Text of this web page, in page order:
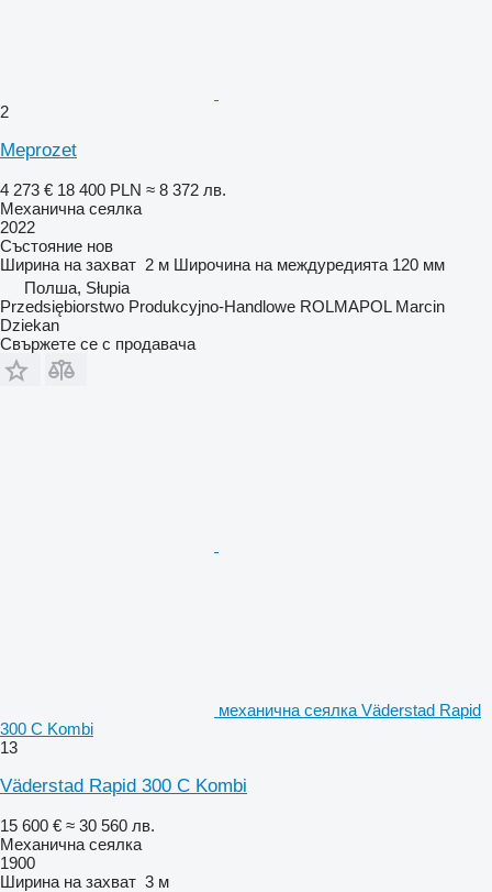
2
Meprozet
4 273 € 18 400 PLN ≈ 8 372 лв.
Механична сеялка
2022
Състояние нов
Ширина на захват 2 м Широчина на междуредията 120 мм
Полша, Słupia
Przedsiębiorstwo Produkcyjno-Handlowe ROLMAPOL Marcin
Dziekan
Свържете се с продавача
механична сеялка Väderstad Rapid
300 C Kombi
13
Väderstad Rapid 300 C Kombi
15 600 € ≈ 30 560 лв.
Механична сеялка
1900
Ширина на захват 3 м